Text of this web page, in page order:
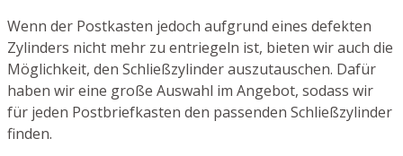
Wenn der Postkasten jedoch aufgrund eines defekten
Zylinders nicht mehr zu entriegeln ist, bieten wir auch die
Möglichkeit, den Schließzylinder auszutauschen. Dafür
haben wir eine große Auswahl im Angebot, sodass wir
für jeden Postbriefkasten den passenden Schließzylinder
finden.